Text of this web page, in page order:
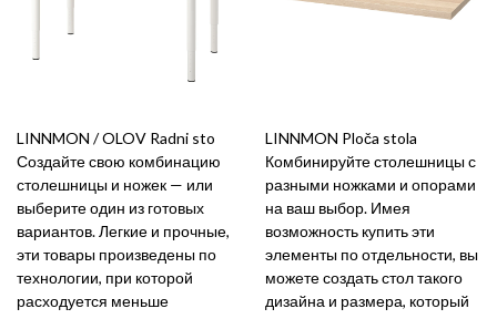
LINNMON / OLOV Radni sto
Создайте свою комбинацию
столешницы и ножек — или
выберите один из готовых
вариантов. Легкие и прочные,
эти товары произведены по
технологии, при которой
расходуется меньше
LINNMON Ploča stola
Комбинируйте столешницы с
разными ножками и опорами
на ваш выбор. Имея
возможность купить эти
элементы по отдельности, вы
можете создать стол такого
дизайна и размера, который